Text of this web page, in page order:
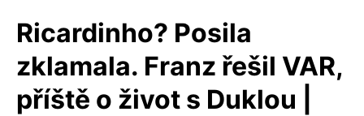
Ricardinho? Posila
zklamala. Franz řešil VAR,
příště o život s Duklou |